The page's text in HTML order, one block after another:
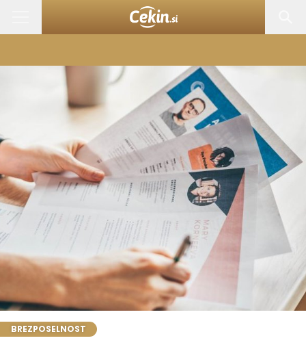
BREZPOSELNOST